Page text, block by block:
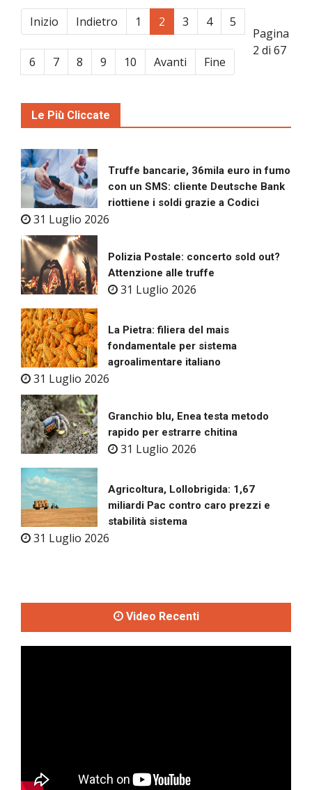
Inizio Indietro 1 2 3 4 5
6 7 8 9 10 Avanti Fine
Pagina
2 di 67
Le Più Cliccate
Truffe bancarie, 36mila euro in fumo
con un SMS: cliente Deutsche Bank
riottiene i soldi grazie a Codici
31 Luglio 2026
Polizia Postale: concerto sold out?
Attenzione alle truffe
31 Luglio 2026
La Pietra: filiera del mais
fondamentale per sistema
agroalimentare italiano
31 Luglio 2026
Granchio blu, Enea testa metodo
rapido per estrarre chitina
31 Luglio 2026
Agricoltura, Lollobrigida: 1,67
miliardi Pac contro caro prezzi e
stabilità sistema
31 Luglio 2026
Video Recenti